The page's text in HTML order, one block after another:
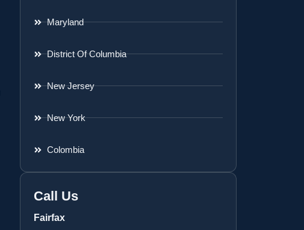
Maryland
District Of Columbia
New Jersey
New York
Colombia
Call Us
Fairfax